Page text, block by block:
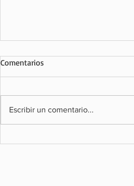
Comentarios
Escribir un comentario...